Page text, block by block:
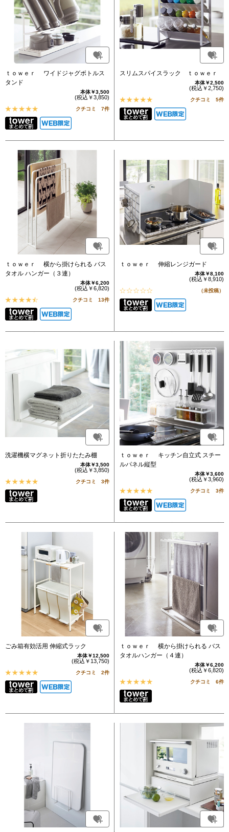
ｔｏｗｅｒ ワイドジャグボトルス
タンド
本体￥3,500
(税込￥3,850)
クチコミ 7件
スリムスパイスラック ｔｏｗｅｒ
本体￥2,500
(税込￥2,750)
クチコミ 5件
ｔｏｗｅｒ 横から掛けられる バス
タオル ハンガー（３連）
本体￥6,200
(税込￥6,820)
クチコミ 13件
ｔｏｗｅｒ 伸縮レンジガード
本体￥8,100
(税込￥8,910)
（未投稿）
洗濯機横マグネット折りたたみ棚
本体￥3,500
(税込￥3,850)
クチコミ 3件
ｔｏｗｅｒ キッチン自立式 スチー
ルパネル縦型
本体￥3,600
(税込￥3,960)
クチコミ 3件
ごみ箱有効活用 伸縮式ラック
本体￥12,500
(税込￥13,750)
クチコミ 2件
ｔｏｗｅｒ 横から掛けられる バス
タオルハンガー（４連）
本体￥6,200
(税込￥6,820)
クチコミ 6件